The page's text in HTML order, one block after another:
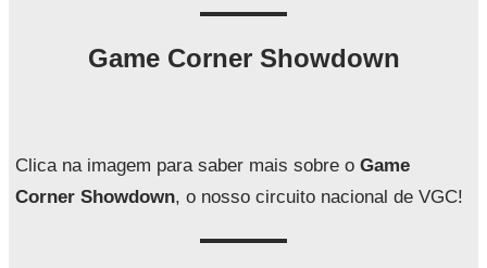
a
Game Corner Showdown
Clica na imagem para saber mais sobre o Game
Corner Showdown, o nosso circuito nacional de VGC!